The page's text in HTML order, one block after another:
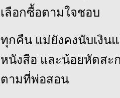
เลือกซื้อตามใจชอบ
ทุกคืน แม่ยังคงนับเงิน
หนังสือ และน้อยหัดสะ
ตามที่พ่อสอน